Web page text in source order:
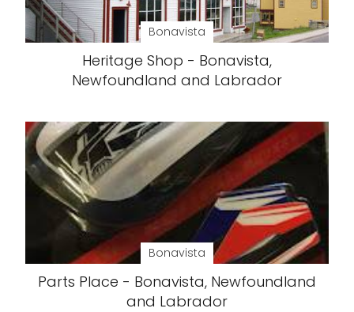
Bonavista
Heritage Shop - Bonavista,
Newfoundland and Labrador
Bonavista
Parts Place - Bonavista, Newfoundland
and Labrador